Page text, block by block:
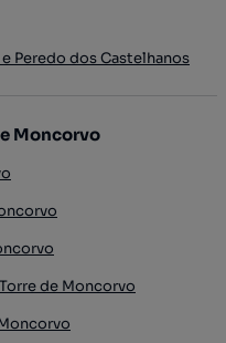
Peredo dos Castelhanos
Moncorvo
de Moncorvo